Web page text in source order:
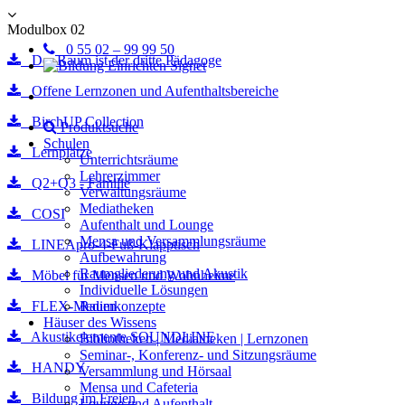
Modulbox 02
Der Raum ist der dritte Pädagoge
Offene Lernzonen und Aufenthaltsbereiche
BirchUP Collection
Lernplätze
Q2+Q3 - Familie
COSI
LINEApro-4-Fuß-Klapptisch
Möbel für Mensen und Wohnheime
FLEX-Medien
Akustikelemente SOUNDLINE
HANDY
Bildung im Freien
0 55 02 – 99 99 50
Produktsuche
Schulen
Unterrichtsräume
Lehrerzimmer
Verwaltungsräume
Mediatheken
Aufenthalt und Lounge
Mensa und Versammlungsräume
Aufbewahrung
Raumgliederung und Akustik
Individuelle Lösungen
Raumkonzepte
Häuser des Wissens
Bibliotheken | Mediatheken | Lernzonen
Seminar-, Konferenz- und Sitzungsräume
Versammlung und Hörsaal
Mensa und Cafeteria